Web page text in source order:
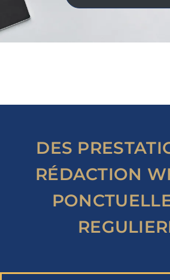
DES
RÉDACTION